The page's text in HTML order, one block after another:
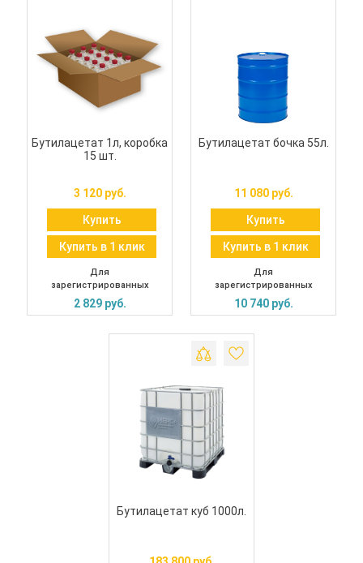
Бутилацетат 1л, коробка
15 шт.
3 120 руб.
Купить
Купить в 1 клик
Для
зарегистрированных
2 829 руб.
Бутилацетат бочка 55л.
11 080 руб.
Купить
Купить в 1 клик
Для
зарегистрированных
10 740 руб.
Бутилацетат куб 1000л.